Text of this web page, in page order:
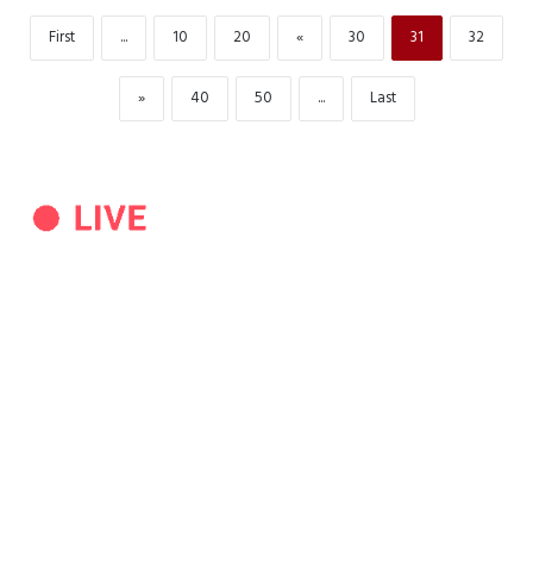
First ... 10 20 « 30 31 32
» 40 50 ... Last